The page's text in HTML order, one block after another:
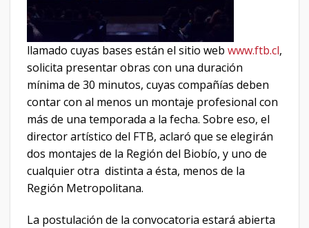
llamado cuyas bases están el sitio web www.ftb.cl,
solicita presentar obras con una duración
mínima de 30 minutos, cuyas compañías deben
contar con al menos un montaje profesional con
más de una temporada a la fecha. Sobre eso, el
director artístico del FTB, aclaró que se elegirán
dos montajes de la Región del Biobío, y uno de
cualquier otra distinta a ésta, menos de la
Región Metropolitana.
La postulación de la convocatoria estará abierta